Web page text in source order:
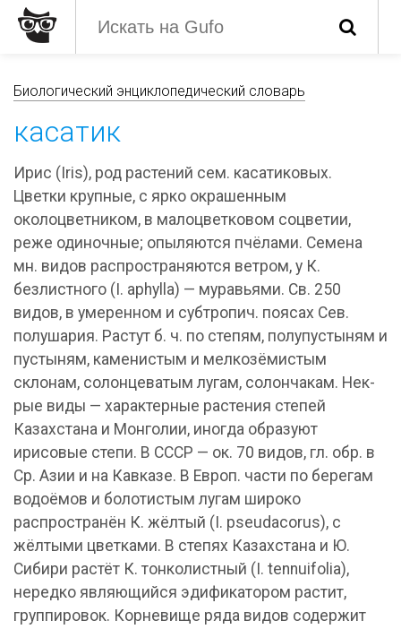
Биологический энциклопедический словарь
касатик
Ирис (Iris), род растений сем. касатиковых.
Цветки крупные, с ярко окрашенным
околоцветником, в малоцветковом соцветии,
реже одиночные; опыляются пчёлами. Семена
мн. видов распространяются ветром, у К.
безлистного (I. aphylla) — муравьями. Св. 250
видов, в умеренном и субтропич. поясах Сев.
полушария. Растут б. ч. по степям, полупустыням и
пустыням, каменистым и мелкозёмистым
склонам, солонцеватым лугам, солончакам. Нек-
рые виды — характерные растения степей
Казахстана и Монголии, иногда образуют
ирисовые степи. В СССР — ок. 70 видов, гл. обр. в
Ср. Азии и на Кавказе. В Европ. части по берегам
водоёмов и болотистым лугам широко
распространён К. жёлтый (I. pseudacorus), с
жёлтыми цветками. В степях Казахстана и Ю.
Сибири растёт К. тонколистный (I. tennuifolia),
нередко являющийся эдификатором растит,
группировок. Корневище ряда видов содержит